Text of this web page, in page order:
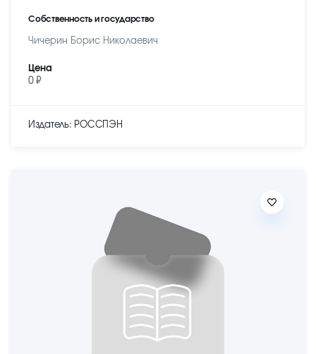
Собственность и государство
Чичерин Борис Николаевич
Цена
0 ₽
Издатель: РОССПЭН